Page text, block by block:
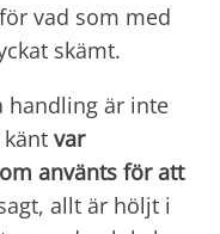
för vad som med
skämt.
handling är inte
var
använts för att
allt är höljt i